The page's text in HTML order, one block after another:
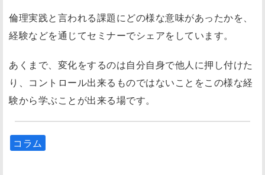
倫理実践と言われる課題にどの様な意味があったかを、
経験などを通じてセミナーでシェアをしています。
あくまで、変化をするのは自分自身で他人に押し付けた
り、コントロール出来るものではないことをこの様な経
験から学ぶことが出来る場です。
コラム